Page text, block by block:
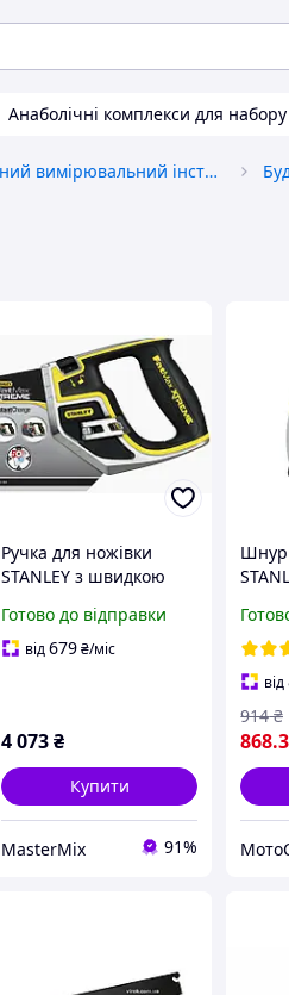
Анаболічні комплекси для
Будівельний вимірювальний інструмент
Ручка для ножівки
STANLEY з швидкою
ергономічним
дизайном FatMax
Готово до відправки
від679₴/міс
4 073₴
Купити
MasterMix 91%
Шнур
47-
від
868
914 ₴